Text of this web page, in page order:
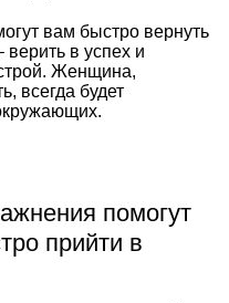
вам быстро вернуть
в успех и
Женщина,
всегда будет
помогут
прийти в